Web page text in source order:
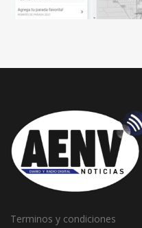
Terminos y condiciones